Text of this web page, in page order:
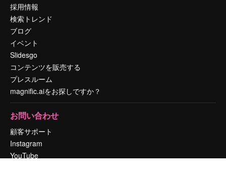
採用情報
検索トレンド
ブログ
イベント
Slidesgo
コンテンツを販売する
プレスルーム
magnific.aiをお探しですか？
お問い合わせ
顧客サポート
Instagram
YouTube